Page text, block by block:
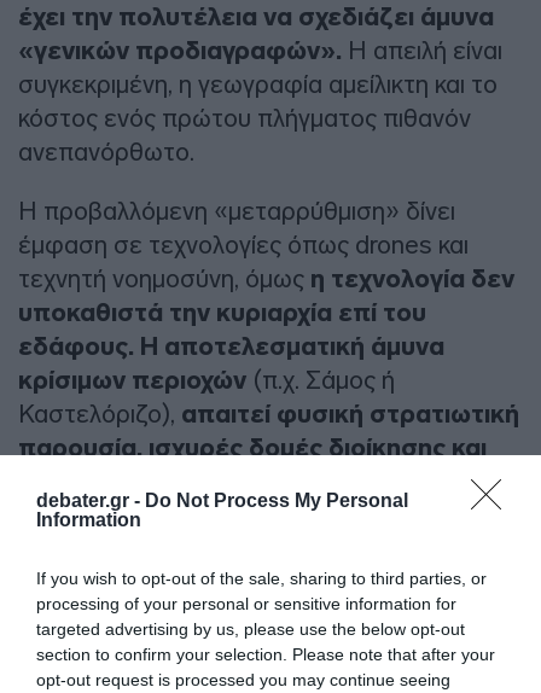
debater.gr - Do Not Process My Personal
Information
If you wish to opt-out of the sale, sharing to third parties, or
processing of your personal or sensitive information for
targeted advertising by us, please use the below opt-out
section to confirm your selection. Please note that after your
opt-out request is processed you may continue seeing
έχει την πολυτέλεια να σχεδιάζει άμυνα
«γενικών προδιαγραφών». Η απειλή είναι
συγκεκριμένη, η γεωγραφία αμείλικτη και το
κόστος ενός πρώτου πλήγματος πιθανόν
ανεπανόρθωτο.
Η προβαλλόμενη «μεταρρύθμιση» δίνει
έμφαση σε τεχνολογίες όπως drones και
τεχνητή νοημοσύνη, όμως η τεχνολογία δεν
υποκαθιστά την κυριαρχία επί του
εδάφους. Η αποτελεσματική άμυνα
κρίσιμων περιοχών (π.χ. Σάμος ή
Καστελόριζο), απαιτεί φυσική στρατιωτική
παρουσία, ισχυρές δομές διοίκησης και
εγγύτητα με τον τοπικό πληθυσμό και το
γεωγραφικό ανάγλυφο.
Οι έννοιες της «συμπαγούς δύναμης», της
«τεχνολογικής αναβάθμισης» και της
«ενίσχυσης της πρώτης γραμμής»
μοιάζουν περισσότερο με συνθήματα